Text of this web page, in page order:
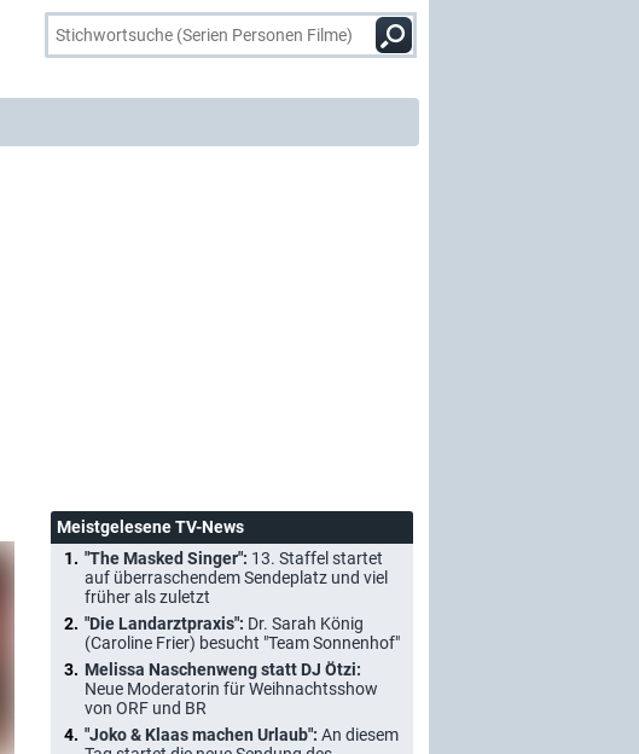
Meistgelesene TV-News
"The Masked Singer": 13. Staffel startet
auf überraschendem Sendeplatz und viel
früher als zuletzt
"Die Landarztpraxis": Dr. Sarah König
(Caroline Frier) besucht "Team Sonnenhof"
Melissa Naschenweng statt DJ Ötzi:
Neue Moderatorin für Weihnachtsshow
von ORF und BR
"Joko & Klaas machen Urlaub": An diesem